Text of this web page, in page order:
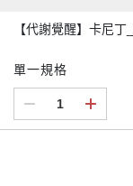
【代謝覺醒】卡尼
單一規格